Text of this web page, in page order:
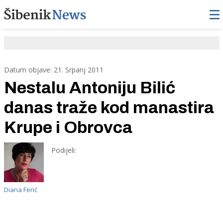
Datum objave: 21. Srpanj 2011
Nestalu Antoniju Bilić
danas traže kod manastira
Krupe i Obrovca
Diana Ferić
Podijeli: